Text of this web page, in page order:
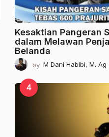
Kesaktian Pangeran
dalam Melawan
Belanda
by M Dani Habibi, M. Ag
4